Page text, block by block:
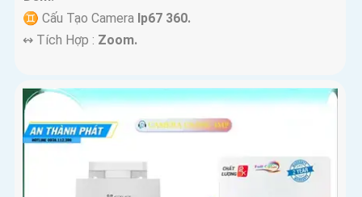
♊ Cấu Tạo Camera Ip67 360.
️↭ Tích Hợp : Zoom.